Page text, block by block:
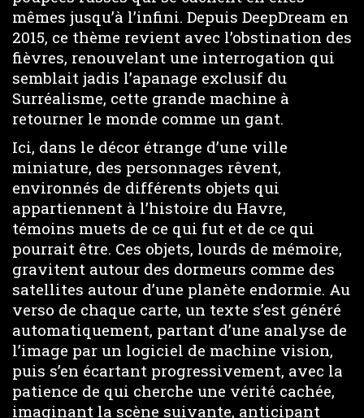
mêmes jusqu’à l’infini. Depuis DeepDream en
2015, ce thème revient avec l’obstination des
fièvres, renouvelant une interrogation qui
semblait jadis l’apanage exclusif du
Surréalisme, cette grande machine à
retourner le monde comme un gant.
Ici, dans le décor étrange d’une ville
miniature, des personnages rêvent,
environnés de différents objets qui
appartiennent à l’histoire du Havre,
témoins muets de ce qui fut et de ce qui
pourrait être. Ces objets, lourds de mémoire,
gravitent autour des dormeurs comme des
satellites autour d’une planète endormie. Au
verso de chaque carte, un texte s’est généré
automatiquement, partant d’une analyse de
l’image par un logiciel de machine vision,
puis s’en écartant progressivement, avec la
patience de qui cherche une vérité cachée,
imaginant la scène suivante, anticipant